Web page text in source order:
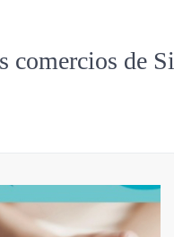
comercios de